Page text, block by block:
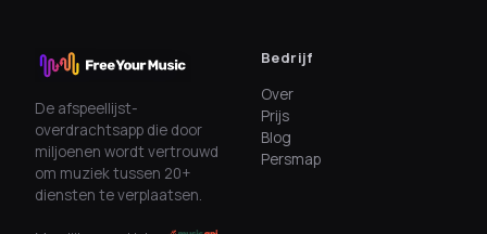
De afspeellijst-
overdrachtsapp die door
miljoenen wordt vertrouwd
om muziek tussen 20+
diensten te verplaatsen.
Bedrijf
Over
Prijs
Blog
Persmap